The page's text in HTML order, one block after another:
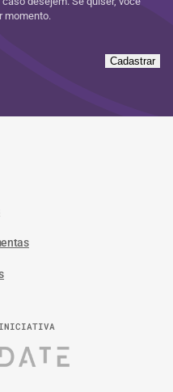
momento.
Cadastrar